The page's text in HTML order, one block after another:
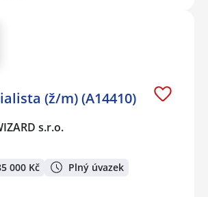
(ž/m) (A14410)
s.r.o.
000 Kč Plný úvazek